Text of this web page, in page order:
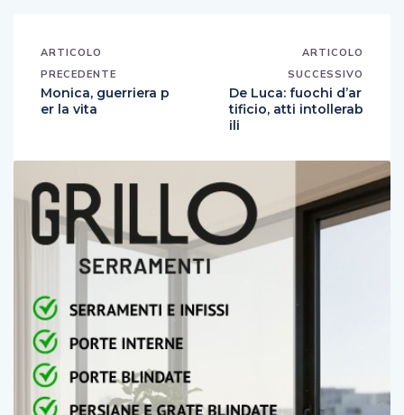
ARTICOLO
PRECEDENTE
Monica, guerriera p
er la vita
ARTICOLO
SUCCESSIVO
De Luca: fuochi d’ar
tificio, atti intollerab
ili